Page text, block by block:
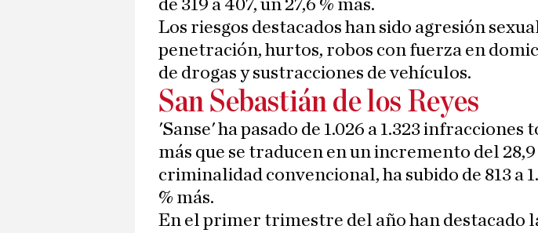
de 319 a 407, un 27,6 % más.
Los riesgos destacados han sido agresión
penetración, hurtos, robos con fuerza en
de drogas y sustracciones de vehículos.
San Sebastián de los Reyes
'Sanse' ha pasado de 1.026 a 1.323 infracciones
más que se traducen en un incremento del 28,9
criminalidad convencional, ha subido de 813 a
% más.
En el primer trimestre del año han destacado